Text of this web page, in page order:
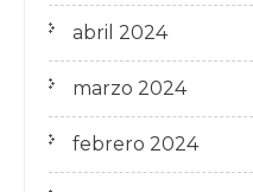
abril 2024
marzo 2024
febrero 2024